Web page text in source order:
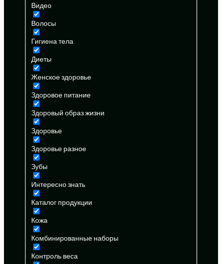
Видео
Волосы
Гигиена тела
Диеты
Женское здоровье
Здоровое питание
Здоровый образ жизни
Здоровье
Здоровье разное
Зубы
Интересно знать
Каталог продукции
Кожа
Комбинированные наборы
Контроль веса